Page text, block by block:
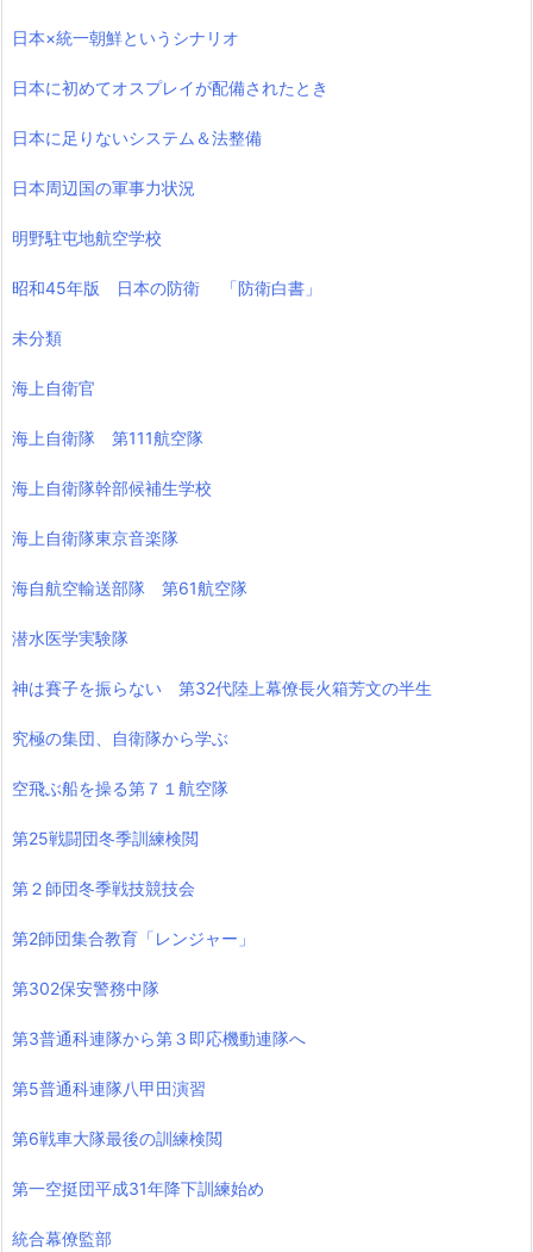
日本×統一朝鮮というシナリオ
日本に初めてオスプレイが配備されたとき
日本に足りないシステム＆法整備
日本周辺国の軍事力状況
明野駐屯地航空学校
昭和45年版 日本の防衛 「防衛白書」
未分類
海上自衛官
海上自衛隊 第111航空隊
海上自衛隊幹部候補生学校
海上自衛隊東京音楽隊
海自航空輸送部隊 第61航空隊
潜水医学実験隊
神は賽子を振らない 第32代陸上幕僚長火箱芳文の半生
究極の集団、自衛隊から学ぶ
空飛ぶ船を操る第７１航空隊
第25戦闘団冬季訓練検閲
第２師団冬季戦技競技会
第2師団集合教育「レンジャー」
第302保安警務中隊
第3普通科連隊から第３即応機動連隊へ
第5普通科連隊八甲田演習
第6戦車大隊最後の訓練検閲
第一空挺団平成31年降下訓練始め
統合幕僚監部